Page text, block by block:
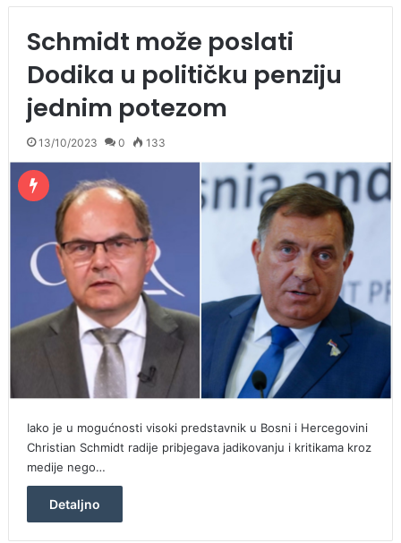
Schmidt može poslati
Dodika u političku penziju
jednim potezom
13/10/2023 0 133
Iako je u mogućnosti visoki predstavnik u Bosni i Hercegovini
Christian Schmidt radije pribjegava jadikovanju i kritikama kroz
medije nego…
Detaljno